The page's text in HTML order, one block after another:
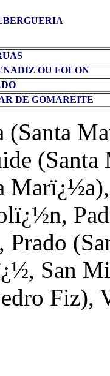
OU FOLON
DE GOMAREITE
Prado
San
Fiz),